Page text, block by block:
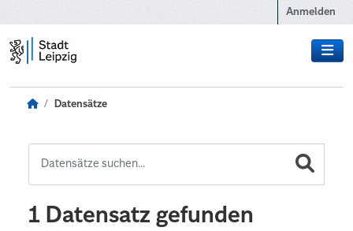
Anmelden
Datensätze
1 Datensatz gefunden